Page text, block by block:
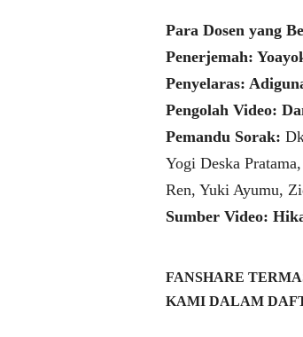
Para Dosen yang
Penerjemah:
Penyelaras:
Pengolah Video:
Pemandu Sorak:
Yogi Deska
Ren, Yuki Ayumu,
Sumber Video:
FANSHARE
KAMI DALAM